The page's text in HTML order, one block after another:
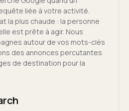
liée à votre activité.
la plus chaude : la personne
est prête à agir. Nous
autour de vos mots-clés
des annonces percutantes
de destination pour la